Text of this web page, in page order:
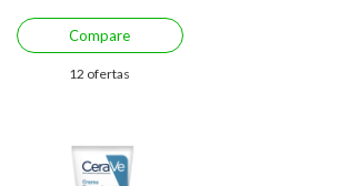
Compare
12 ofertas